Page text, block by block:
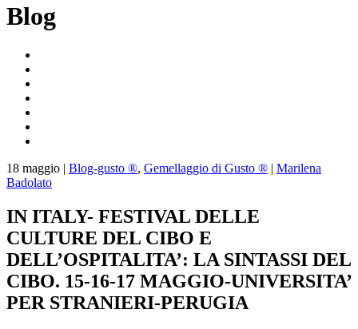
Blog
18 maggio | Blog-gusto ®, Gemellaggio di Gusto ® | Marilena
Badolato
IN ITALY- FESTIVAL DELLE
CULTURE DEL CIBO E
DELL’OSPITALITA’: LA SINTASSI DEL
CIBO. 15-16-17 MAGGIO-UNIVERSITA’
PER STRANIERI-PERUGIA